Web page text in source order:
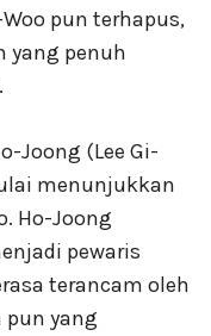
pun terhapus,
yang penuh
Joong (Lee Gi-
menunjukkan
Ho-Joong
pewaris
terancam oleh
pun yang